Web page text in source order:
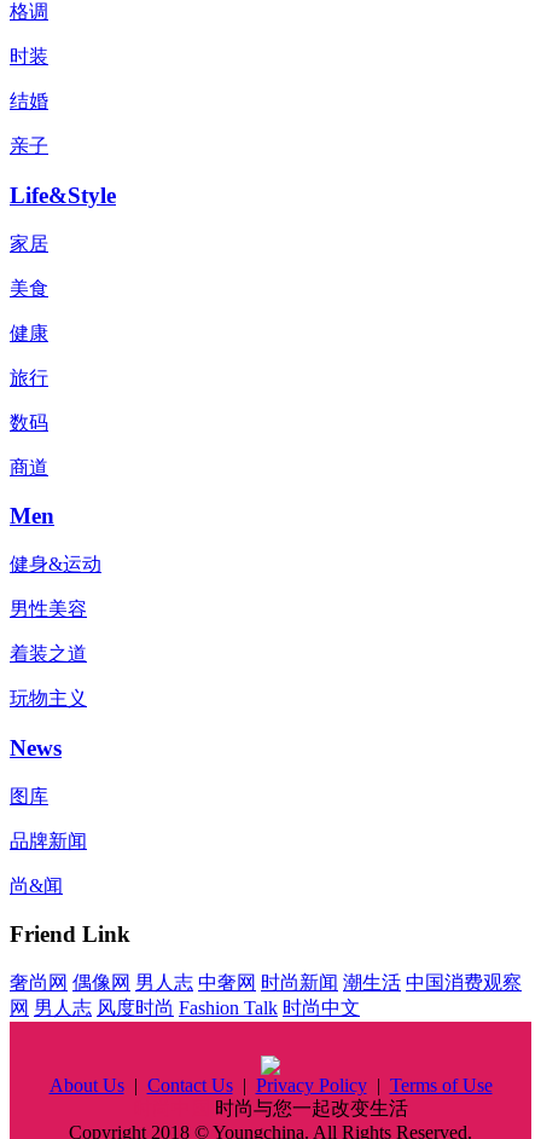
格调
时装
结婚
亲子
Life&Style
家居
美食
健康
旅行
数码
商道
Men
健身&运动
男性美容
着装之道
玩物主义
News
图库
品牌新闻
尚&闻
Friend Link
奢尚网 偶像网 男人志 中奢网 时尚新闻 潮生活 中国消费观察
网 男人志 风度时尚 Fashion Talk 时尚中文
About Us| Contact Us| Privacy Policy| Terms of Use
时尚与您一起改变生活
Copyright 2018 © Youngchina. All Rights Reserved.